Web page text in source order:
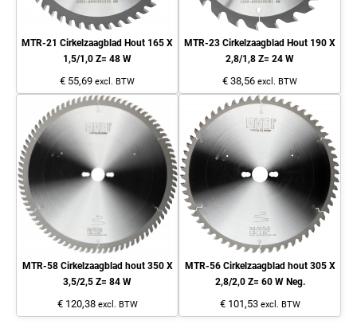
MTR-21 Cirkelzaagblad Hout 165 X
1,5/1,0 Z= 48 W
€ 55,69 excl. BTW
MTR-23 Cirkelzaagblad Hout 190 X
2,8/1,8 Z= 24 W
€ 38,56 excl. BTW
MTR-58 Cirkelzaagblad hout 350 X
3,5/2,5 Z= 84 W
€ 120,38 excl. BTW
MTR-56 Cirkelzaagblad hout 305 X
2,8/2,0 Z= 60 W Neg.
€ 101,53 excl. BTW